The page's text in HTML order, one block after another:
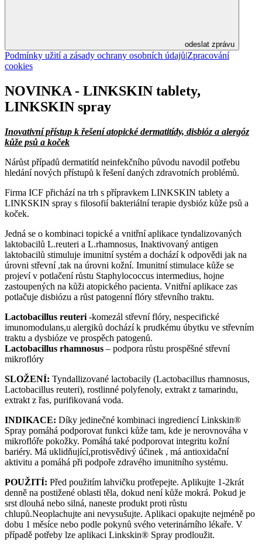
odeslat zprávu
Podmínky užití a zásady ochrany osobních údajů|Zpracování
cookies
NOVINKA - LINKSKIN tablety,
LINKSKIN spray
Inovativní přístup k řešení atopické dermatitídy, disbióz a alergóz
kůže psů a koček
Nárůst případů dermatitíd neinfekčního původu navodil potřebu
hledání nových přístupů k řešení daných zdravotních problémů.
Firma ICF přichází na trh s přípravkem LINKSKIN tablety a
LINKSKIN spray s filosofií bakteriální terapie dysbióz kůže psů a
koček.
Jedná se o kombinaci topické a vnitřní aplikace tyndalizovaných
laktobacilů L.reuteri a L.rhamnosus, Inaktivovaný antigen
laktobacilů stimuluje imunitní systém a dochází k odpovědi jak na
úrovni střevní ,tak na úrovni kožní. Imunitní stimulace kůže se
projeví v potlačení růstu Staphylococcus intermedius, hojne
zastoupených na kůži atopického pacienta. Vnitřní aplikace zas
potlačuje disbiózu a růst patogenní flóry střevního traktu.
Lactobacillus reuteri -komezál střevní flóry, nespecifické
imunomodulans,u alergiků dochází k prudkému úbytku ve střevním
traktu a dysbióze ve prospěch patogenů.
Lactobacillus rhamnosus – podpora růstu prospěšné střevní
mikroflóry
SLOŽENÍ: Tyndallizované lactobacily (Lactobacillus rhamnosus,
Lactobacillus reuteri), rostlinné polyfenoly, extrakt z tamarindu,
extrakt z řas, purifikovaná voda.
INDIKACE: Díky jedinečné kombinaci ingrediencí Linkskin®
Spray pomáhá podporovat funkci kůže tam, kde je nerovnováha v
mikroflóře pokožky. Pomáhá také podporovat integritu kožní
bariéry. Má uklidňující,protisvědivý účinek , má antioxidační
aktivitu a pomáhá při podpoře zdravého imunitního systému.
POUŽITÍ: Před použitím lahvičku protřepejte. Aplikujte 1-2krát
denně na postižené oblasti těla, dokud není kůže mokrá. Pokud je
srst dlouhá nebo silná, naneste produkt proti růstu
chlupů.Neoplachujte ani nevysušujte. Aplikaci opakujte nejméně po
dobu 1 měsíce nebo podle pokynů svého veterinárního lékaře. V
případě potřeby lze aplikaci Linkskin® Spray prodloužit.